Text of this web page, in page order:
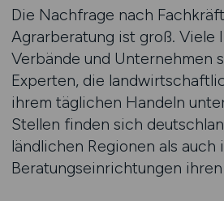
Die Nachfrage nach
Agrarberatung ist groß. Viele
Verbände und Unternehmen
Experten, die
ihrem täglichen Handeln
Stellen finden sich
ländlichen Regionen als auch
Beratungseinrichtungen